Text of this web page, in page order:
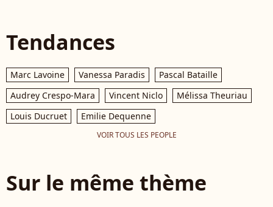
Tendances
Marc Lavoine Vanessa Paradis
Pascal Bataille
Audrey Crespo-Mara
Vincent Niclo
Mélissa Theuriau
Louis Ducruet
Emilie Dequenne
VOIR TOUS LES PEOPLE
Sur le même thème